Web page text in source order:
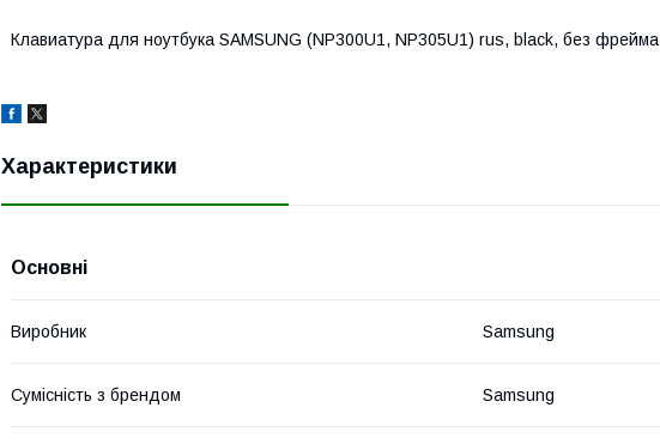
Клавиатура для ноутбука SAMSUNG (NP300U1, NP305U1) rus, black, без фрейма
Характеристики
Основні
Виробник Samsung
Сумісність з брендом Samsung